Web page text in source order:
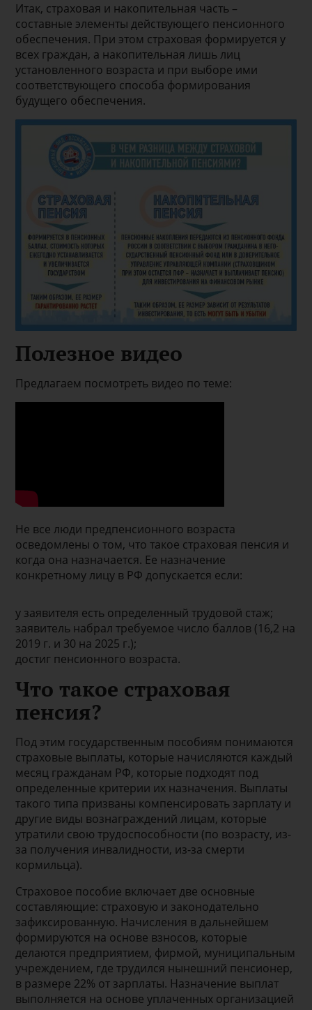
Итак, страховая и накопительная часть –
составные элементы действующего пенсионного
обеспечения. При этом страховая формируется у
всех граждан, а накопительная лишь лиц
установленного возраста и при выборе ими
соответствующего способа формирования
будущего обеспечения.
Полезное видео
Предлагаем посмотреть видео по теме:
Не все люди предпенсионного возраста
осведомлены о том, что такое страховая пенсия и
когда она назначается. Ее назначение
конкретному лицу в РФ допускается если:
у заявителя есть определенный трудовой стаж;
заявитель набрал требуемое число баллов (16,2 на
2019 г. и 30 на 2025 г.);
достиг пенсионного возраста.
Что такое страховая
пенсия?
Под этим государственным пособиям понимаются
страховые выплаты, которые начисляются каждый
месяц гражданам РФ, которые подходят под
определенные критерии их назначения. Выплаты
такого типа призваны компенсировать зарплату и
другие виды вознаграждений лицам, которые
утратили свою трудоспособности (по возрасту, из-
за получения инвалидности, из-за смерти
кормильца).
Страховое пособие включает две основные
составляющие: страховую и законодательно
зафиксированную. Начисления в дальнейшем
формируются на основе взносов, которые
делаются предприятием, фирмой, муниципальным
учреждением, где трудился нынешний пенсионер,
в размере 22% от зарплаты. Назначение выплат
выполняется на основе уплаченных организацией